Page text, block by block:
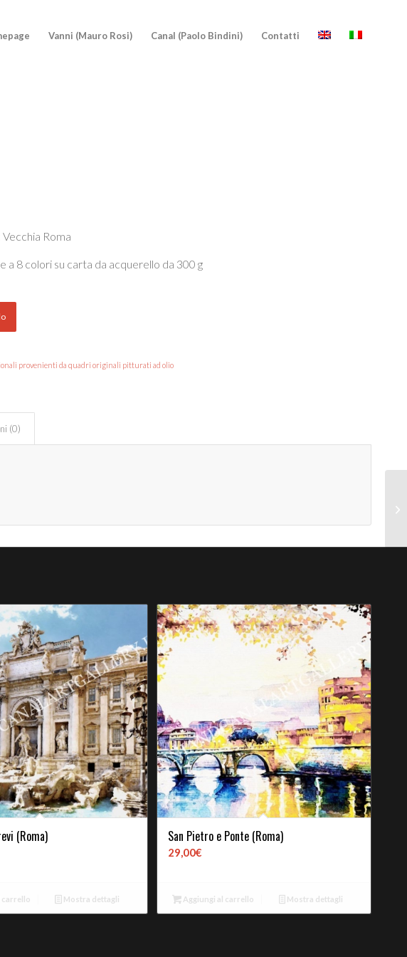
Vanni (Mauro Rosi) Canal (Paolo Bindini) Contatti
Roma
8 colori su carta da acquerello da 300 g
provenienti da quadri originali pitturati ad olio
(0)
(Roma)
carrello Mostra dettagli
San Pietro e Ponte (Roma)
29,00€
Aggiungi al carrello Mostra dettagli